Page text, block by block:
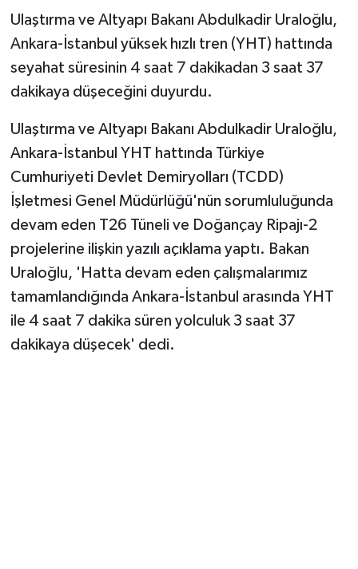
Ulaştırma ve Altyapı Bakanı Abdulkadir Uraloğlu,
Ankara-İstanbul yüksek hızlı tren (YHT) hattında
seyahat süresinin 4 saat 7 dakikadan 3 saat 37
dakikaya düşeceğini duyurdu.
Ulaştırma ve Altyapı Bakanı Abdulkadir Uraloğlu,
Ankara-İstanbul YHT hattında Türkiye
Cumhuriyeti Devlet Demiryolları (TCDD)
İşletmesi Genel Müdürlüğü'nün sorumluluğunda
devam eden T26 Tüneli ve Doğançay Ripajı-2
projelerine ilişkin yazılı açıklama yaptı. Bakan
Uraloğlu, 'Hatta devam eden çalışmalarımız
tamamlandığında Ankara-İstanbul arasında YHT
ile 4 saat 7 dakika süren yolculuk 3 saat 37
dakikaya düşecek' dedi.